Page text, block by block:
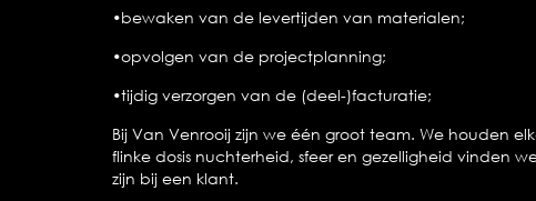
•bewaken van de levertijden van materialen;
•opvolgen van de projectplanning;
•tijdig verzorgen van de (deel-)facturatie;
Bij Van Venrooij zijn we één groot team. We houden
flinke dosis nuchterheid, sfeer en gezelligheid vinden
zijn bij een klant.